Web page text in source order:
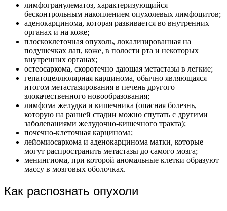
лимфогранулематоз, характеризующийся
бесконтрольным накоплением опухолевых лимфоцитов;
аденокарцинома, которая развивается во внутренних
органах и на коже;
плоскоклеточная опухоль, локализированная на
подушечках лап, коже, в полости рта и некоторых
внутренних органах;
остеосаркома, скоротечно дающая метастазы в легкие;
гепатоцеллюлярная карцинома, обычно являющаяся
итогом метастазирования в печень другого
злокачественного новообразования;
лимфома желудка и кишечника (опасная болезнь,
которую на ранней стадии можно спутать с другими
заболеваниями желудочно-кишечного тракта);
почечно-клеточная карцинома;
лейомиосаркома и аденокарцинома матки, которые
могут распространить метастазы до самого мозга;
менингиома, при которой аномальные клетки образуют
массу в мозговых оболочках.
Как распознать опухоли